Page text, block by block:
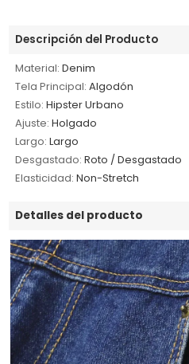
Descripción del Producto
Material: Denim
Tela Principal: Algodón
Estilo: Hipster Urbano
Ajuste: Holgado
Largo: Largo
Desgastado: Roto / Desgastado
Elasticidad: Non-Stretch
Detalles del producto